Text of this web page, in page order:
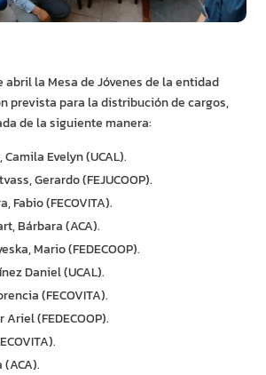
abril la Mesa de Jóvenes de la entidad
prevista para la distribución de cargos,
de la siguiente manera:
Evelyn (UCAL).
Gerardo (FEJUCOOP).
Fabio (FECOVITA).
Bárbara (ACA).
Mario (FEDECOOP).
Daniel (UCAL).
(FECOVITA).
(FEDECOOP).